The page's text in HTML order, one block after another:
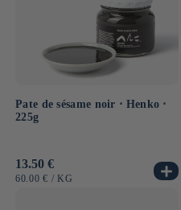
Pate de sésame noir ⋅ Henko ⋅
225g
Prix
habituel
13.50 €
PRIX
60.00 € / PAR
KG